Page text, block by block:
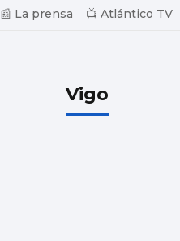
📰 La prensa 📺 Atlántico TV
Vigo